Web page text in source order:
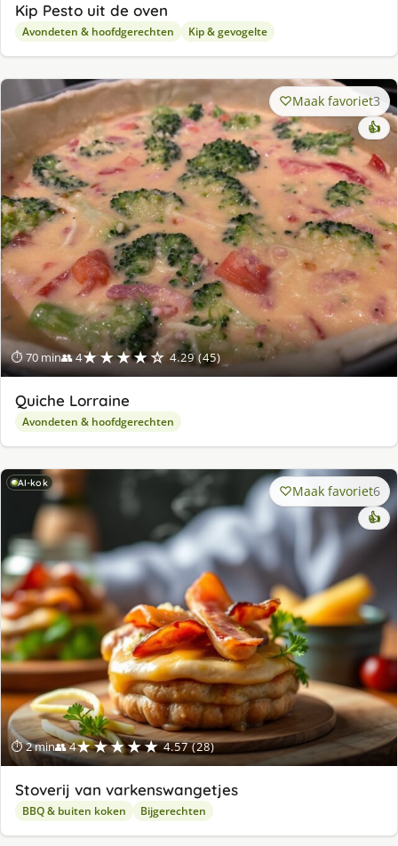
Kip Pesto uit de oven
Avondeten & hoofdgerechten Kip & gevogelte
⏱ 70 min👥 4★★★★☆ 4.29 (45)
Maak favoriet3
👍
Quiche Lorraine
Avondeten & hoofdgerechten
AI-kok
⏱ 2 min👥 4★★★★★ 4.57 (28)
Maak favoriet6
👍
Stoverij van varkenswangetjes
BBQ & buiten koken Bijgerechten